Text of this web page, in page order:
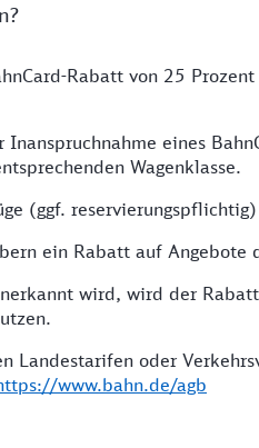
Rabatt von 25
eines
Wagenklasse.
(ggf.
ein Rabatt auf Angebote
wird, wird der
Landestarifen oder
www.bahn.de/agb